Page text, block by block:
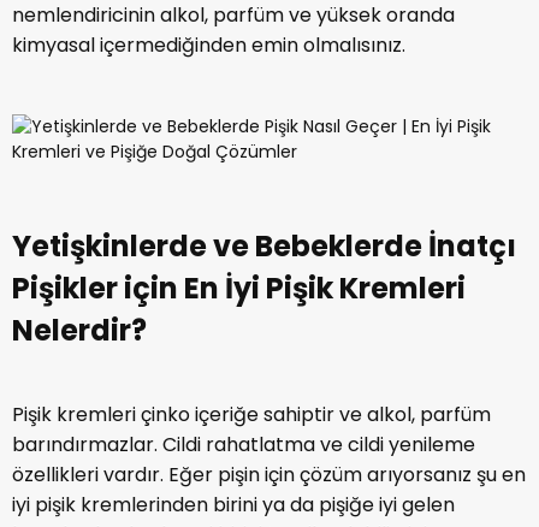
nemlendiricinin alkol, parfüm ve yüksek oranda
kimyasal içermediğinden emin olmalısınız.
Yetişkinlerde ve Bebeklerde İnatçı
Pişikler için En İyi Pişik Kremleri
Nelerdir?
Pişik kremleri çinko içeriğe sahiptir ve alkol, parfüm
barındırmazlar. Cildi rahatlatma ve cildi yenileme
özellikleri vardır. Eğer pişin için çözüm arıyorsanız şu en
iyi pişik kremlerinden birini ya da pişiğe iyi gelen